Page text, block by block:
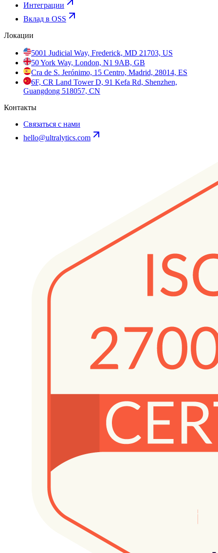
Интеграции
Вклад в OSS
Локации
5001 Judicial Way, Frederick, MD 21703, US
50 York Way, London, N1 9AB, GB
Cra de S. Jerónimo, 15 Centro, Madrid, 28014, ES
6F, CR Land Tower D, 91 Kefa Rd, Shenzhen,
Guangdong 518057, CN
Контакты
Связаться с нами
hello@ultralytics.com